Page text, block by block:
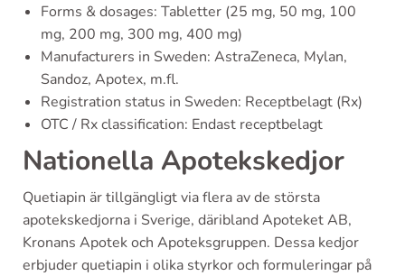
Forms & dosages: Tabletter (25 mg, 50 mg, 100
mg, 200 mg, 300 mg, 400 mg)
Manufacturers in Sweden: AstraZeneca, Mylan,
Sandoz, Apotex, m.fl.
Registration status in Sweden: Receptbelagt (Rx)
OTC / Rx classification: Endast receptbelagt
Nationella Apotekskedjor
Quetiapin är tillgängligt via flera av de största
apotekskedjorna i Sverige, däribland Apoteket AB,
Kronans Apotek och Apoteksgruppen. Dessa kedjor
erbjuder quetiapin i olika styrkor och formuleringar på